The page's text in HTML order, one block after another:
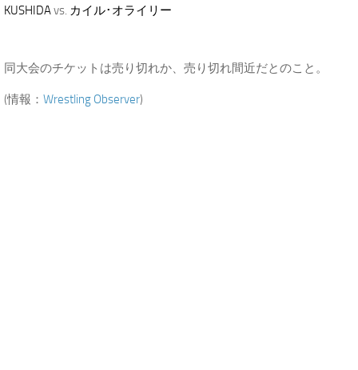
KUSHIDAvs. カイル･オライリー
同大会のチケットは売り切れか、売り切れ間近だとのこと。
(情報： Wrestling Observer)